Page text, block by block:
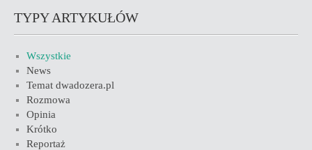
TYPY ARTYKUŁÓW
Wszystkie
News
Temat dwadozera.pl
Rozmowa
Opinia
Krótko
Reportaż